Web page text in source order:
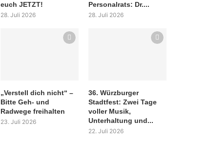
euch JETZT!
28. Juli 2026
Personalrats: Dr....
28. Juli 2026
„Verstell dich nicht“ –
Bitte Geh- und
Radwege freihalten
23. Juli 2026
36. Würzburger
Stadtfest: Zwei Tage
voller Musik,
Unterhaltung und...
22. Juli 2026